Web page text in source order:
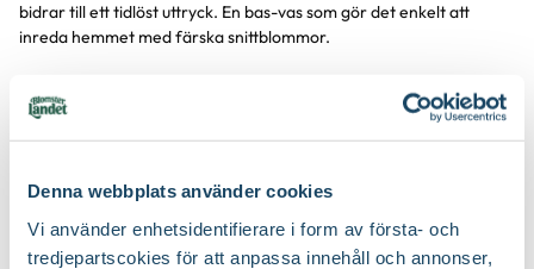
Denna webbplats använder cookies
Vi använder enhetsidentifierare i form av första- och
tredjepartscokies för att anpassa innehåll och annonser,
bidrar till ett tidlöst uttryck. En bas-vas som gör det enkelt att
inreda hemmet med färska snittblommor.
Produktspecifikation
Höjd 22,5 cm